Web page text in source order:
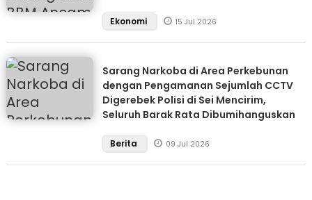
Ekonomi 15 Jul 2026
Sarang Narkoba di Area Perkebunan
dengan Pengamanan Sejumlah CCTV
Digerebek Polisi di Sei Mencirim,
Seluruh Barak Rata Dibumihanguskan
Berita 09 Jul 2026